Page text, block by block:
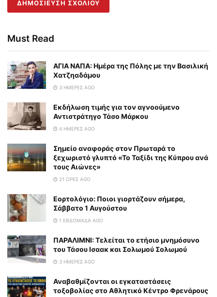
Must Read
ΑΓΙΑ ΝΑΠΑ: Ημέρα της Πόλης με την Βασιλική
Χατζηαδάμου
3 ΗΜΈΡΕΣ AGO
Εκδήλωση τιμής για τον αγνοούμενο
Αντιστράτηγο Τάσο Μάρκου
4 ΗΜΈΡΕΣ AGO
Σημείο αναφοράς στον Πρωταρά το
ξεχωριστό γλυπτό «Το Ταξίδι της Κύπρου ανά
τους Αιώνες»
21 ΏΡΕΣ AGO
Εορτολόγιο: Ποιοι γιορτάζουν σήμερα,
Σάββατο 1 Αυγούστου
1 ΕΒΔΟΜΆΔΑ AGO
ΠΑΡΑΛΙΜΝΙ: Τελείται το ετήσιο μνημόσυνο
του Τάσου Ισαακ και Σολωμού Σολωμού
3 ΗΜΈΡΕΣ AGO
Αναβαθμίζονται οι εγκαταστάσεις
τοξοβολίας στο Αθλητικό Κέντρο Φρενάρους